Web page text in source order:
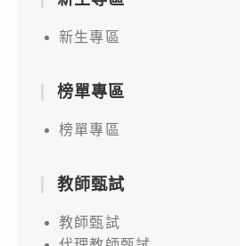
新生專區
榜單專區
榜單專區
教師甄試
教師甄試